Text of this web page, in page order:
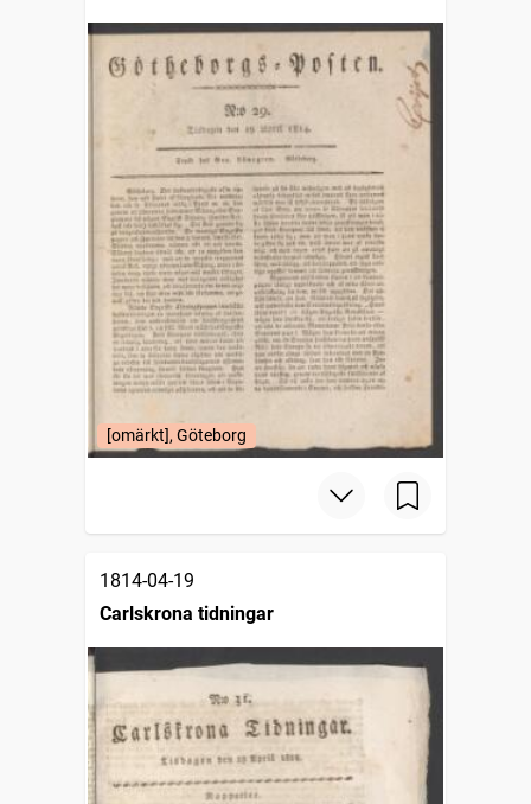
[omärkt], Göteborg
1814-04-19
Carlskrona tidningar